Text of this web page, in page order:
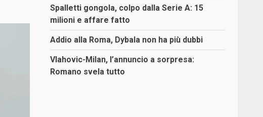
Spalletti gongola, colpo dalla Serie A: 15
milioni e affare fatto
Addio alla Roma, Dybala non ha più dubbi
Vlahovic-Milan, l’annuncio a sorpresa:
Romano svela tutto